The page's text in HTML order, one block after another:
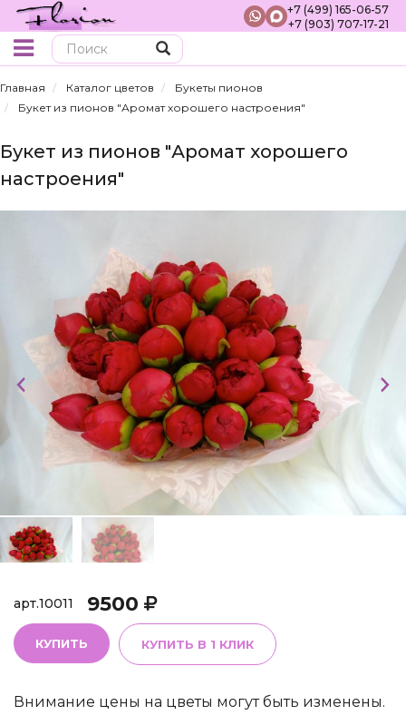
+7 (499) 165-06-57
+7 (903) 707-17-21
Главная Каталог цветов
Букеты пионов
Букет из пионов "Аромат хорошего настроения"
Букет из пионов "Аромат хорошего
настроения"
арт.10011 9500
КУПИТЬ КУПИТЬ В 1 КЛИК
Внимание цены на цветы могут быть изменены.